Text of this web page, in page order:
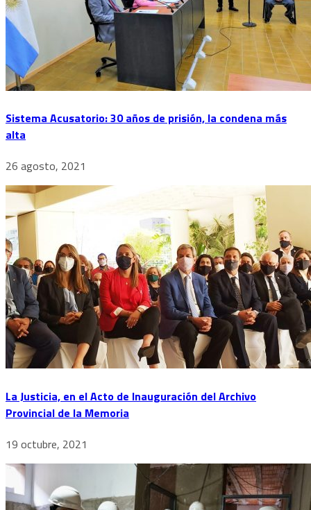
Sistema Acusatorio: 30 años de prisión, la condena más
alta
26 agosto, 2021
La Justicia, en el Acto de Inauguración del Archivo
Provincial de la Memoria
19 octubre, 2021